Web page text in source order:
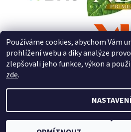
2026 © ZooZverimex, všechna práva
cookies
Používáme cookies, abychom Vám
prohlížení webu a díky analýze
zlepšovali jeho funkce, výkon a
zde.